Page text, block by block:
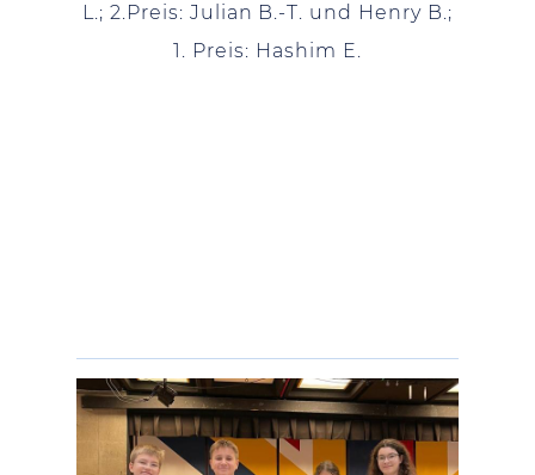
L.; 2.Preis: Julian B.-T. und Henry B.;
1. Preis: Hashim E.